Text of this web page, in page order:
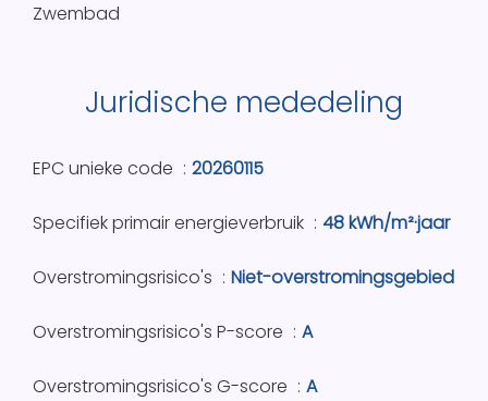
Zwembad
Juridische mededeling
EPC unieke code 20260115
Specifiek primair energieverbruik 48 kWh/m²·jaar
Overstromingsrisico's Niet-overstromingsgebied
Overstromingsrisico's P-score A
Overstromingsrisico's G-score A